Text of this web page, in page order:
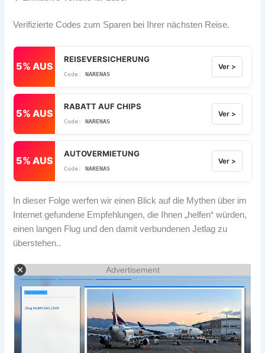
Verifizierte Codes zum Sparen bei Ihrer nächsten Reise.
5% AUS
REISEVERSICHERUNG
NARENAS
Ver >
5% AUS
RABATT AUF CHIPS
NARENAS
Ver >
5% AUS
AUTOVERMIETUNG
NARENAS
Ver >
In dieser Folge werfen wir einen Blick auf die Mythen über im
Internet gefundene Empfehlungen, die Ihnen „helfen“ würden,
einen langen Flug und den damit verbundenen Jetlag zu
überstehen..
Advertisement